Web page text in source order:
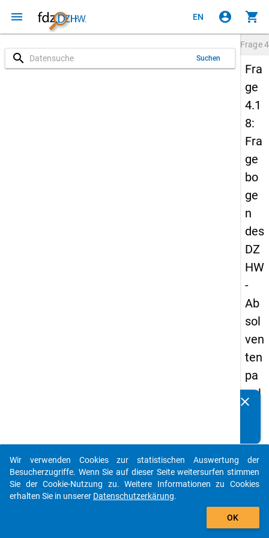
menu EN account_circle shopping_cart
search Suchen
Frage
Fra
ge
4.1
8:
Fra
ge
bo
ge
n
des
DZ
HW
-
Ab
sol
ven
ten
pa
nel
09
-
ers
clear
auto_stories
add_shopping_cart
Wir verwenden Cookies zur statistischen Auswertung der
Besucherzugriffe. Wenn Sie auf dieser Seite weitersurfen stimmen
Sie der Cookie-Nutzung zu. Weitere Informationen zu Cookies
erhalten Sie in unserer Datenschutzerkärung.
OK